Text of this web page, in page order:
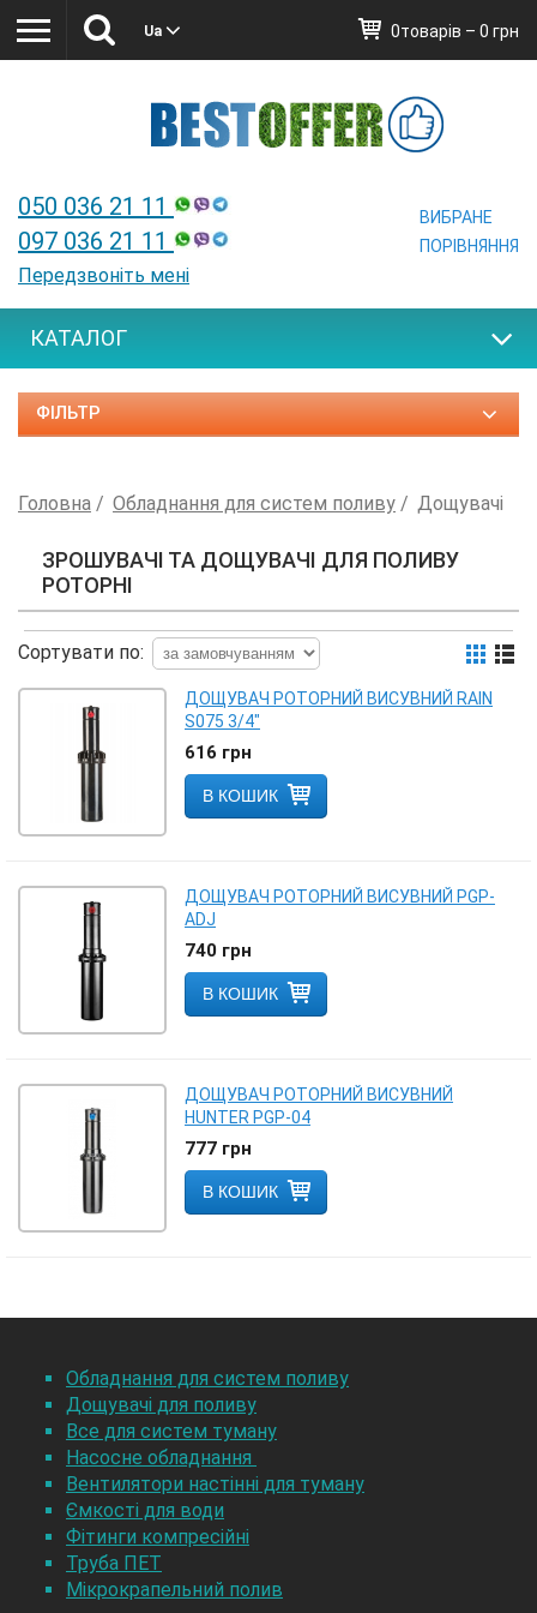
Ua
050 036 21 11
097 036 21 11
Передзвоніть мені
0товарів – 0 грн
ВИБРАНЕ
ПОРІВНЯННЯ
КАТАЛОГ
ФІЛЬТР
Головна Обладнання для систем поливу Дощувачі
ЗРОШУВАЧІ ТА ДОЩУВАЧІ ДЛЯ ПОЛИВУ
РОТОРНІ
Сортувати по:
ДОЩУВАЧ РОТОРНИЙ ВИСУВНИЙ RAIN
S075 3/4"
616 грн
В КОШИК
ДОЩУВАЧ РОТОРНИЙ ВИСУВНИЙ PGP-
ADJ
740 грн
В КОШИК
ДОЩУВАЧ РОТОРНИЙ ВИСУВНИЙ
HUNTER PGP-04
777 грн
В КОШИК
Обладнання для систем поливу
Дощувачі для поливу
Все для систем туману
Насосне обладнання
Вентилятори настінні для туману
Ємкості для води
Фітинги компресійні
Труба ПЕТ
Мікрокрапельний полив